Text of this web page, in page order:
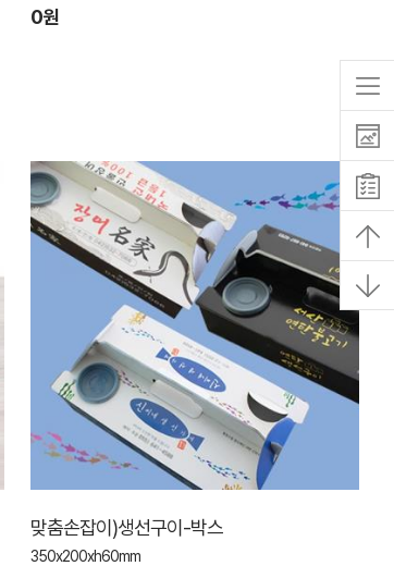
0원
맞춤손잡이)생선구이-박스
350x200xh60mm